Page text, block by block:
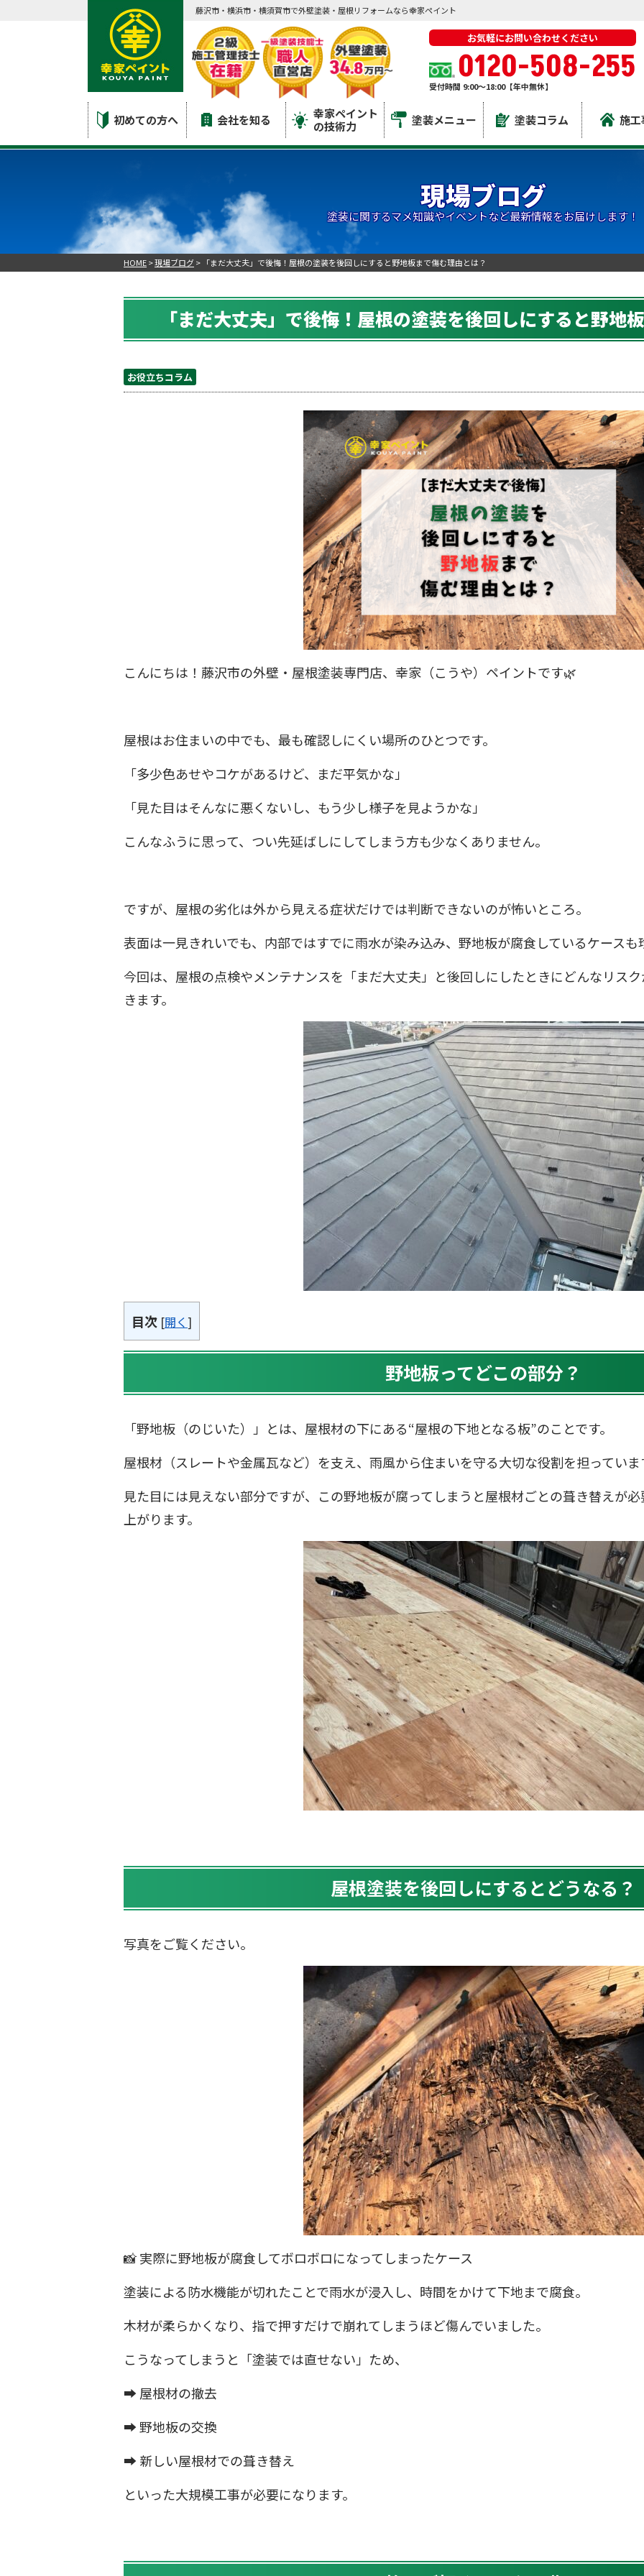
藤沢市・横浜市・横須賀市で外壁塗装・屋根リフォームなら幸家ペイント
お気軽にお問い合わせください
0120-508-255
受付時間 9:00～18:00【年中無休】
初めての方へ 会社を知る
幸家ペイント
の技術力
塗装メニュー 塗装コラム 施工
現場ブログ
塗装に関するマメ知識やイベントなど最新情報をお届けします！
HOME>現場ブログ> 「まだ大丈夫」で後悔！屋根の塗装を後回しにすると野地板まで傷む理由とは？
「まだ大丈夫」で後悔！屋根の塗装を後回しにすると野地
お役立ちコラム
こんにちは！藤沢市の外壁・屋根塗装専門店、幸家（こうや）ペイントです🌿
屋根はお住まいの中でも、最も確認しにくい場所のひとつです。
「多少色あせやコケがあるけど、まだ平気かな」
「見た目はそんなに悪くないし、もう少し様子を見ようかな」
こんなふうに思って、つい先延ばしにしてしまう方も少なくありません。
ですが、屋根の劣化は外から見える症状だけでは判断できないのが怖いところ。
表面は一見きれいでも、内部ではすでに雨水が染み込み、野地板が腐食しているケースも
今回は、屋根の点検やメンテナンスを「まだ大丈夫」と後回しにしたときにどんなリス
きます。
目次 [開く ]
野地板ってどこの部分？
「野地板（のじいた）」とは、屋根材の下にある“屋根の下地となる板”のことです。
屋根材（スレートや金属瓦など）を支え、雨風から住まいを守る大切な役割を担っていま
見た目には見えない部分ですが、この野地板が腐ってしまうと屋根材ごとの葺き替えが
上がります。
屋根塗装を後回しにするとどうなる？
写真をご覧ください。
📸 実際に野地板が腐食してボロボロになってしまったケース
塗装による防水機能が切れたことで雨水が浸入し、時間をかけて下地まで腐食。
木材が柔らかくなり、指で押すだけで崩れてしまうほど傷んでいました。
こうなってしまうと「塗装では直せない」ため、
➡ 屋根材の撤去
➡ 野地板の交換
➡ 新しい屋根材での葺き替え
といった大規模工事が必要になります。